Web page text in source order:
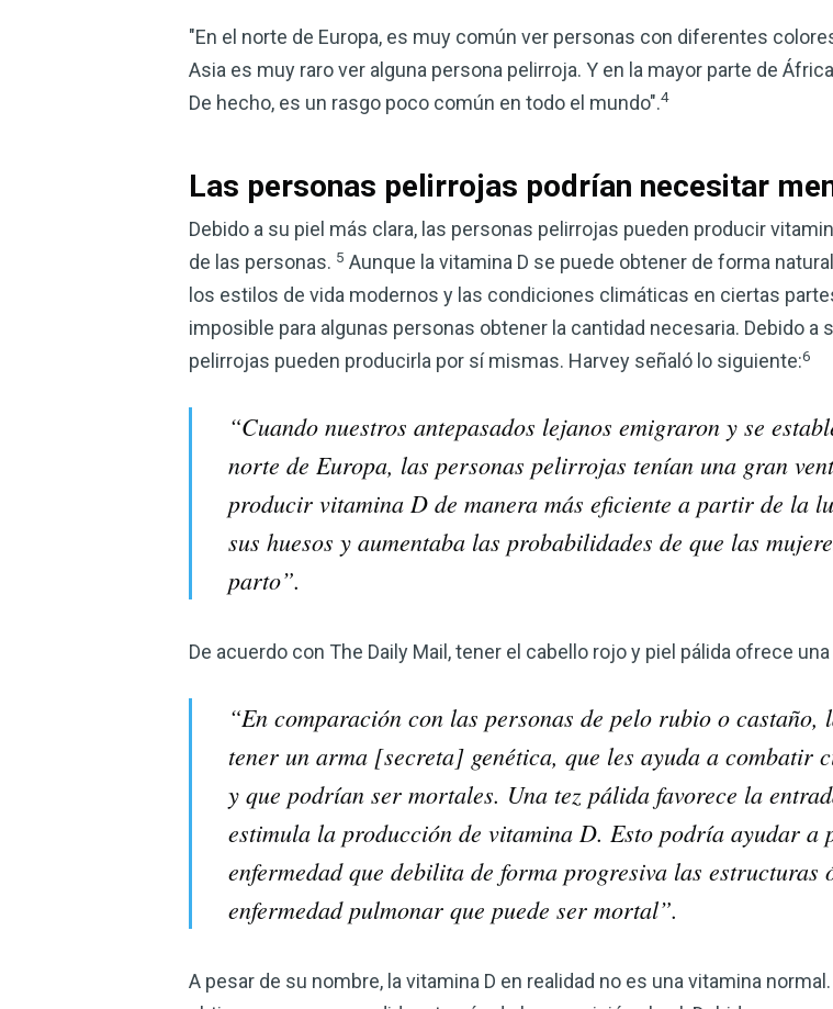
"En el norte de Europa, es muy común ver personas con diferentes
Asia es muy raro ver alguna persona pelirroja. Y en la mayor parte de
De hecho, es un rasgo poco común en todo el mundo".4
Las personas pelirrojas podrían necesitar
Debido a su piel más clara, las personas pelirrojas pueden producir
de las personas. 5 Aunque la vitamina D se puede obtener de forma
los estilos de vida modernos y las condiciones climáticas en ciertas
imposible para algunas personas obtener la cantidad necesaria. Debido
pelirrojas pueden producirla por sí mismas. Harvey señaló lo siguiente:6
“Cuando nuestros antepasados lejanos emigraron y se
norte de Europa, las personas pelirrojas tenían una gran
producir vitamina D de manera más eficiente a partir de la
sus huesos y aumentaba las probabilidades de que las
parto”.
De acuerdo con The Daily Mail, tener el cabello rojo y piel pálida ofrece
“En comparación con las personas de pelo rubio o
tener un arma [secreta] genética, que les ayuda a combatir
y que podrían ser mortales. Una tez pálida favorece la
estimula la producción de vitamina D. Esto podría ayudar a
enfermedad que debilita de forma progresiva las estructuras
enfermedad pulmonar que puede ser mortal”.
A pesar de su nombre, la vitamina D en realidad no es una vitamina